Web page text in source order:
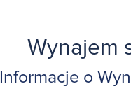
Wynajem
Informacje o